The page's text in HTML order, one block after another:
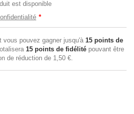
est disponible
*
vous pouvez gagner jusqu'à 15 points de
15 points de fidélité pouvant être
de réduction de 1,50 €.